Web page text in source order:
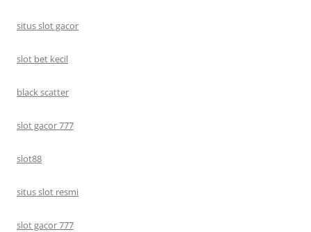
situs slot gacor
slot bet kecil
black scatter
slot gacor 777
slot88
situs slot resmi
slot gacor 777